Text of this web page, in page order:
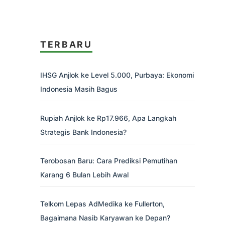
TERBARU
IHSG Anjlok ke Level 5.000, Purbaya: Ekonomi
Indonesia Masih Bagus
Rupiah Anjlok ke Rp17.966, Apa Langkah
Strategis Bank Indonesia?
Terobosan Baru: Cara Prediksi Pemutihan
Karang 6 Bulan Lebih Awal
Telkom Lepas AdMedika ke Fullerton,
Bagaimana Nasib Karyawan ke Depan?